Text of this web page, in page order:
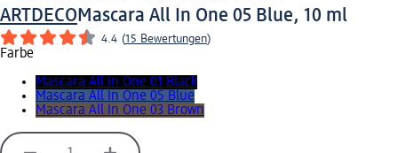
ARTDECOMascara All In One 05 Blue, 10 ml
4.4 (15 Bewertungen)
Farbe
Mascara All In One 01 Black
Mascara All In One 05 Blue
Mascara All In One 03 Brown